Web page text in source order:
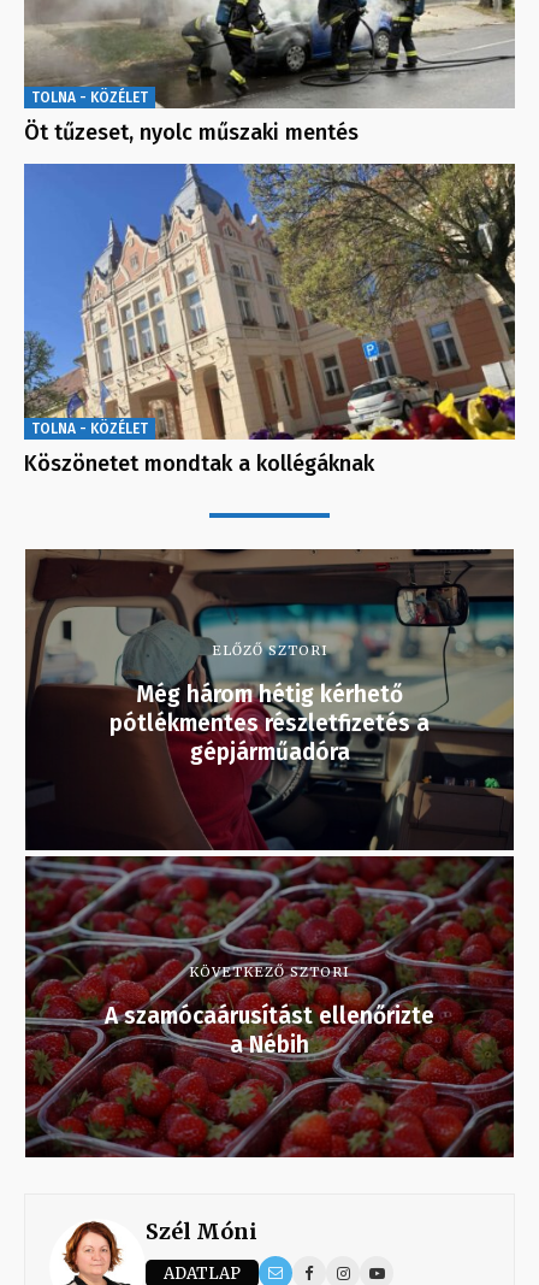
TOLNA - KÖZÉLET
Öt tűzeset, nyolc műszaki mentés
TOLNA - KÖZÉLET
Köszönetet mondtak a kollégáknak
ELŐZŐ SZTORI
Még három hétig kérhető
pótlékmentes részletfizetés a
gépjárműadóra
KÖVETKEZŐ SZTORI
A szamócaárusítást ellenőrizte
a Nébih
Szél Móni
ADATLAP